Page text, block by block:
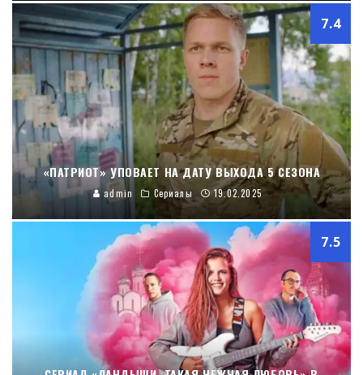
7.4
«ПАТРИОТ» УПОВАЕТ НА ДАТУ ВЫХОДА 5 СЕЗОНА
admin Сериалы 19.02.2025
7.5